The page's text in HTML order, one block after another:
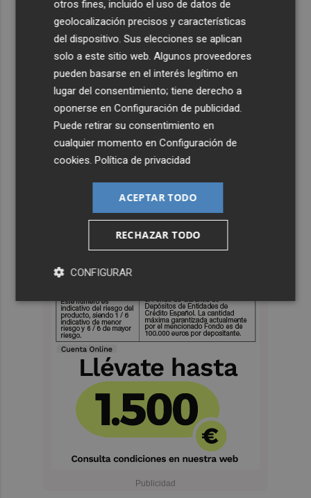
otros fines, incluido el uso de datos de
geolocalización precisos y características
del dispositivo. Sus elecciones se aplican
solo a este sitio web. Algunos proveedores
pueden basarse en el interés legítimo en
lugar del consentimiento; tiene derecho a
oponerse enConfiguración de publicidad.
Puede retirar su consentimiento en
cualquier momento enConfiguración de
cookies.Política de privacidad
ACEPTAR TODO
RECHAZAR TODO
CONFIGURAR